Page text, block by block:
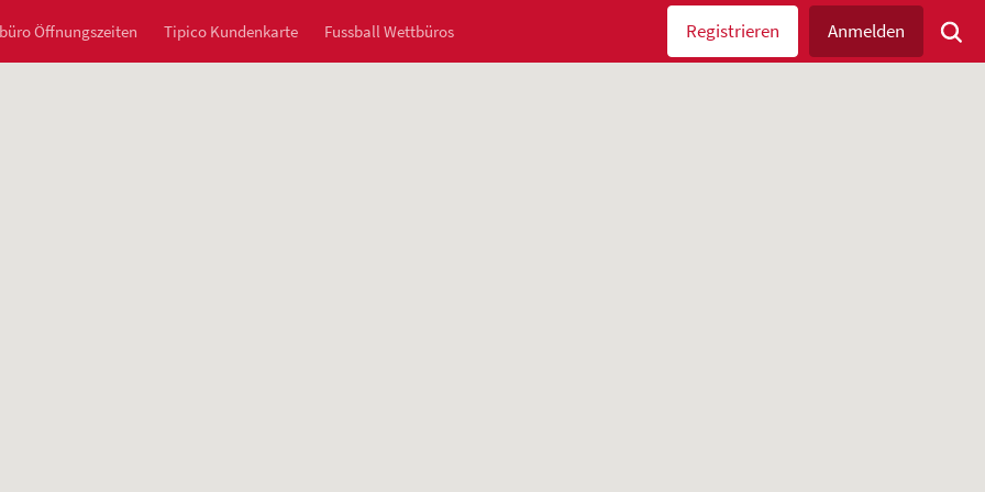
Öffnungszeiten Tipico Kundenkarte Fussball Wettbüros Registrieren Anmelden